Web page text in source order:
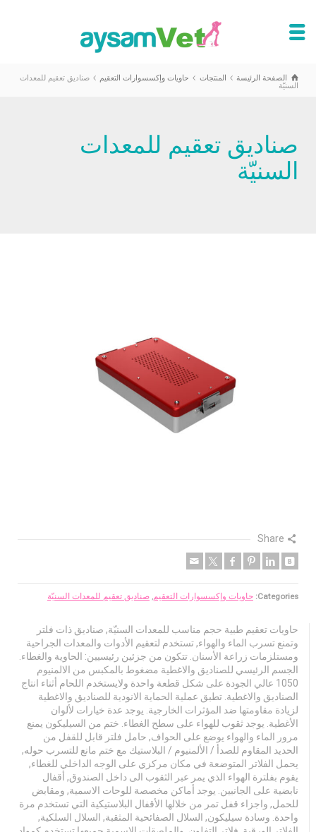
الصفحة الرئيسة المنتجات حاويات وإكسسوارات التعقيم
صناديق تعقيم للمعدات
السنيّة
صناديق تعقيم للمعدات
السنيّة
Share
Categories: حاويات وإكسسوارات التعقيم, صناديق تعقيم للمعدات السنيّة
حاويات تعقيم طبية حجم مناسب للمعدات السنيّة, صناديق ذات فلتر
وتمنع تسرب الماء والهواء, تستخدم لتعقيم الأدوات والمعدات الجراحية
ومستلزمات زراعة الأسنان. تتكون من جزئين رئيسيين: الحاوية والغطاء.
الجسم الرئيسي للصناديق والاغطية مضغوط بالمكبس من الالمنيوم
1050 عالي الجودة على شكل قطعة واحدة ولايستخدم اللحام أثناء انتاج
الصناديق والاغطية. تطبق عملية الحماية الانودية للصناديق والاغطية
لزيادة مقاومتها ضد المؤثرات الخارجية. يوجد عدة خيارات لألوان
الأغطية. يوجد ثقوب للهواء على سطح الغطاء. ختم من السيليكون يمنع
مرور الماء والهواء يوضع على الحواف, حامل فلتر قابل للقفل من
الحديد المقاوم للصدأ / الألمنيوم / البلاستيك مع ختم مانع للتسرب حوله,
يحمل الفلاتر المتوضعة في مكان مركزي على الوجه الداخلي للغطاء,
يقوم بفلترة الهواء الذي يمر عبر الثقوب الى داخل الصندوق, أقفال
نابضية على الجانبين. يوجد أماكن مخصصة للوحات الاسمية, ومقابض
للحمل, واجزاء قفل تمر من خلالها الأقفال البلاستيكية التي تستخدم مرة
واحدة. وسادة سيليكون, السلال الصفائحية المثقبة, السلال السلكية,